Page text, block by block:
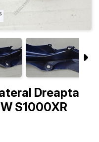
Dreapta
S1000XR